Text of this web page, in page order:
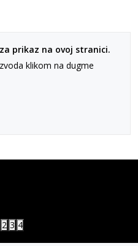
prikaz na ovoj stranici.
klikom na dugme
2 3 4